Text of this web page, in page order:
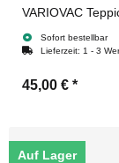
VARIOVAC
Sofort bestellbar
Lieferzeit: 1 - 3
45,00 € *
Auf Lager